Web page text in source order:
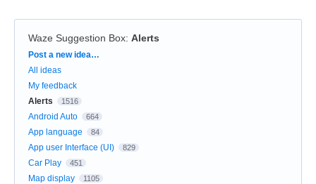
Waze Suggestion Box: Alerts
Categories
Post a new idea…
All ideas
My feedback
Alerts
1516
Android Auto 664
App language 84
App user Interface (UI) 829
Car Play 451
Map display 1105